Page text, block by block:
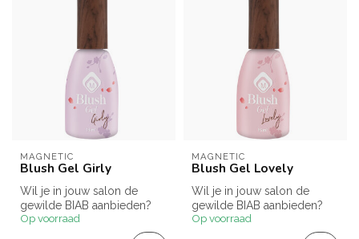
MAGNETIC
Blush Gel Girly
Wil je in jouw salon de
gewilde BIAB aanbieden?
Blush Gels zijn hiervoor de
Op voorraad
MAGNETIC
Blush Gel Lovely
Wil je in jouw salon de
gewilde BIAB aanbieden?
Blush Gels zijn hiervoor de
Op voorraad